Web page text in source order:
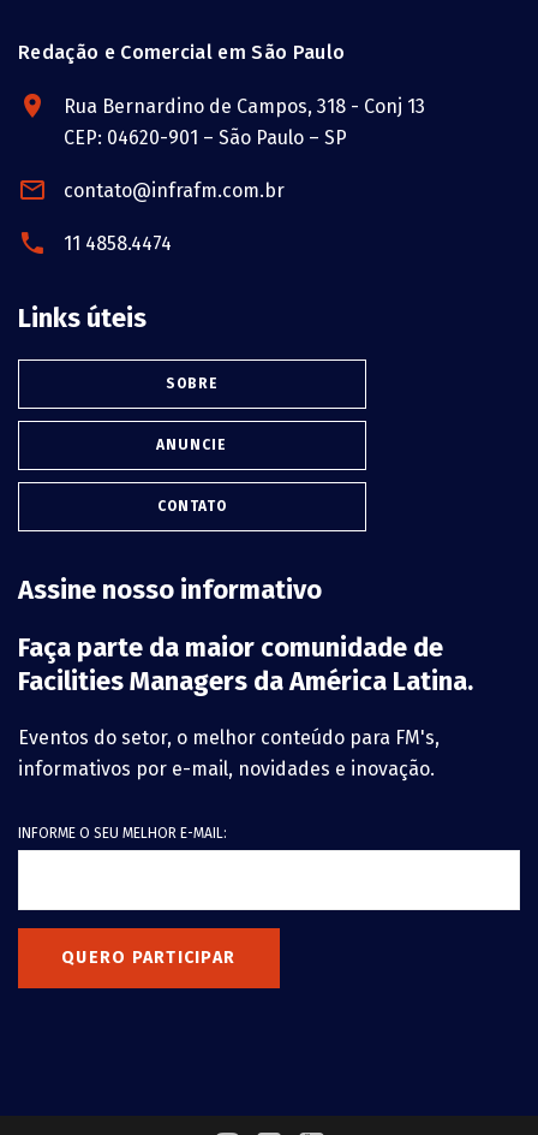
Redação e Comercial em São Paulo
Rua Bernardino de Campos, 318 - Conj 13
CEP: 04620-901 – São Paulo – SP
contato@infrafm.com.br
11 4858.4474
Links úteis
SOBRE
ANUNCIE
CONTATO
Assine nosso informativo
Faça parte da maior comunidade de
Facilities Managers da América Latina.
Eventos do setor, o melhor conteúdo para FM's,
informativos por e-mail, novidades e inovação.
INFORME O SEU MELHOR E-MAIL:
QUERO PARTICIPAR